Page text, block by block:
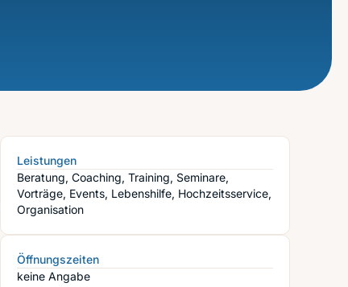
Leistungen
Beratung, Coaching, Training, Seminare,
Vorträge, Events, Lebenshilfe, Hochzeitsservice,
Organisation
Öffnungszeiten
keine Angabe